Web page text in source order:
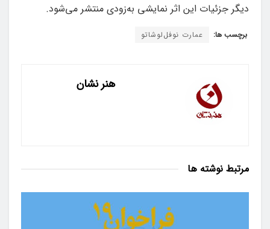
دیگر جزئیات این اثر نمایشی به‌زودی منتشر می‌شود.
برچسب ها: عمارت‌ نوفل‌لوشاتو
هنر نشان
مرتبط نوشته ها